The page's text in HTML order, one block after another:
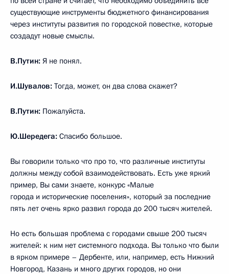
существующие инструменты бюджетного финансирования
через институты развития по городской повестке, которые
создадут новые смыслы.
В.Путин: Я не понял.
И.Шувалов: Тогда, может, он два слова скажет?
В.Путин: Пожалуйста.
Ю.Шередега: Спасибо большое.
Вы говорили только что про то, что различные институты
должны между собой взаимодействовать. Есть уже яркий
пример, Вы сами знаете, конкурс «Малые
города и исторические поселения», который за последние
пять лет очень ярко развил города до 200 тысяч жителей.
Но есть большая проблема с городами свыше 200 тысяч
жителей: к ним нет системного подхода. Вы только что были
в ярком примере – Дербенте, или, например, есть Нижний
Новгород, Казань и много других городов, но они